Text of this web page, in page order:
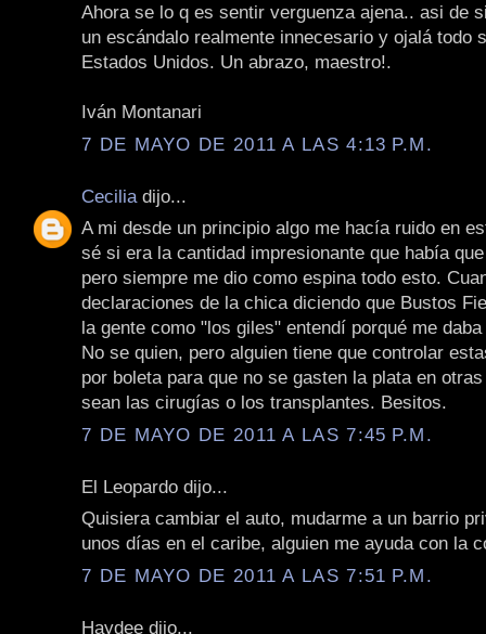
Ahora se lo q es sentir verguenza ajena.. asi de
un escándalo realmente innecesario y ojalá todo
Estados Unidos. Un abrazo, maestro!.
Iván Montanari
7 DE MAYO DE 2011 A LAS 4:13 P.M.
Cecilia dijo...
A mi desde un principio algo me hacía ruido en
sé si era la cantidad impresionante que había
pero siempre me dio como espina todo esto.
declaraciones de la chica diciendo que Bustos
la gente como "los giles" entendí porqué me
No se quien, pero alguien tiene que controlar
por boleta para que no se gasten la plata en
sean las cirugías o los transplantes. Besitos.
7 DE MAYO DE 2011 A LAS 7:45 P.M.
El Leopardo dijo...
Quisiera cambiar el auto, mudarme a un barrio
unos días en el caribe, alguien me ayuda con la
7 DE MAYO DE 2011 A LAS 7:51 P.M.
Haydee dijo...